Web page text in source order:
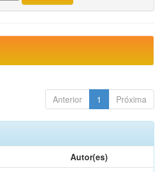
Anterior 1 Próxima
Autor(es)